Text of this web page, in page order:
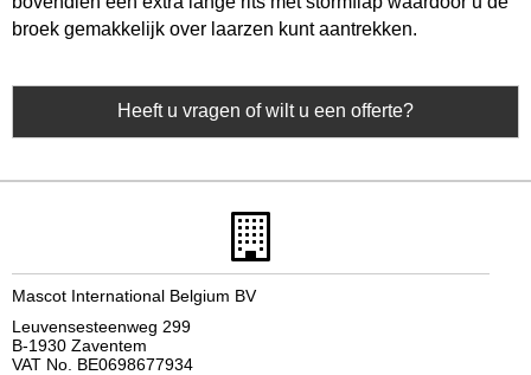
broek gemakkelijk over laarzen kunt aantrekken.
Heeft u vragen of wilt u een offerte?
Mascot International Belgium BV
Leuvensesteenweg 299
B-1930 Zaventem
VAT No. BE0698677934